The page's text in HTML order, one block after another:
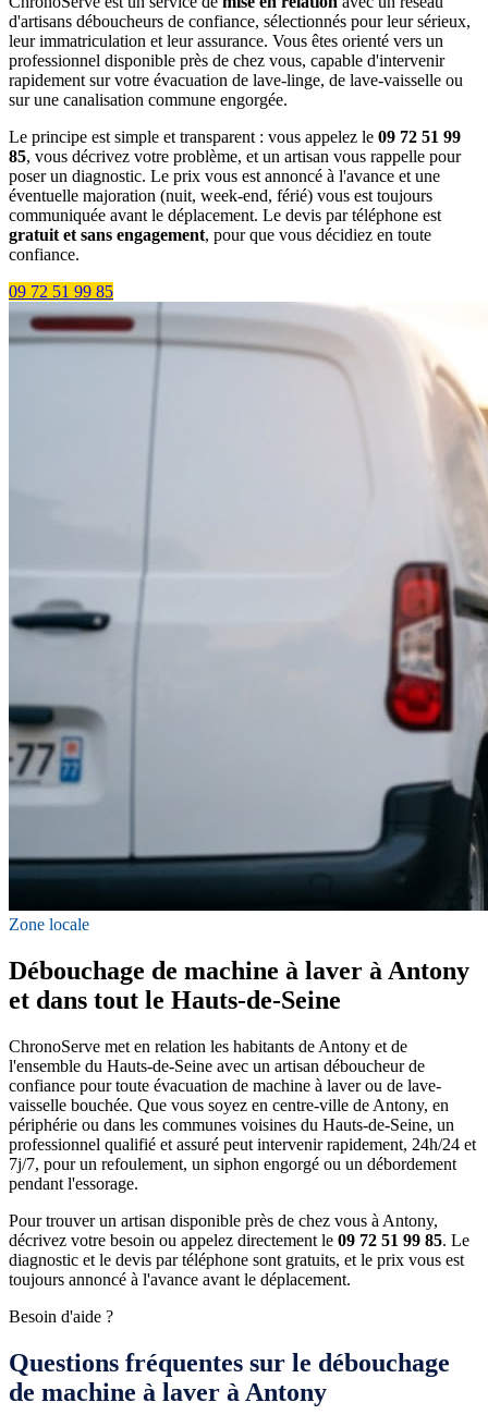
d'artisans déboucheurs de confiance, sélectionnés pour leur sérieux,
leur immatriculation et leur assurance. Vous êtes orienté vers un
professionnel disponible près de chez vous, capable d'intervenir
rapidement sur votre évacuation de lave-linge, de lave-vaisselle ou
sur une canalisation commune engorgée.
Le principe est simple et transparent : vous appelez le 09 72 51 99
85, vous décrivez votre problème, et un artisan vous rappelle pour
poser un diagnostic. Le prix vous est annoncé à l'avance et une
éventuelle majoration (nuit, week-end, férié) vous est toujours
communiquée avant le déplacement. Le devis par téléphone est
gratuit et sans engagement, pour que vous décidiez en toute
confiance.
09 72 51 99 85
Zone locale
Débouchage de machine à laver à Antony
et dans tout le Hauts-de-Seine
ChronoServe met en relation les habitants de Antony et de
l'ensemble du Hauts-de-Seine avec un artisan déboucheur de
confiance pour toute évacuation de machine à laver ou de lave-
vaisselle bouchée. Que vous soyez en centre-ville de Antony, en
périphérie ou dans les communes voisines du Hauts-de-Seine, un
professionnel qualifié et assuré peut intervenir rapidement, 24h/24 et
7j/7, pour un refoulement, un siphon engorgé ou un débordement
pendant l'essorage.
Pour trouver un artisan disponible près de chez vous à Antony,
décrivez votre besoin ou appelez directement le 09 72 51 99 85. Le
diagnostic et le devis par téléphone sont gratuits, et le prix vous est
toujours annoncé à l'avance avant le déplacement.
Besoin d'aide ?
Questions fréquentes sur le débouchage
de machine à laver à Antony